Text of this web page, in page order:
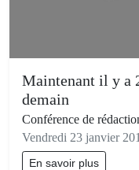
Maintenant il y a
demain
Conférence de
Vendredi 23 janvier
En savoir plus